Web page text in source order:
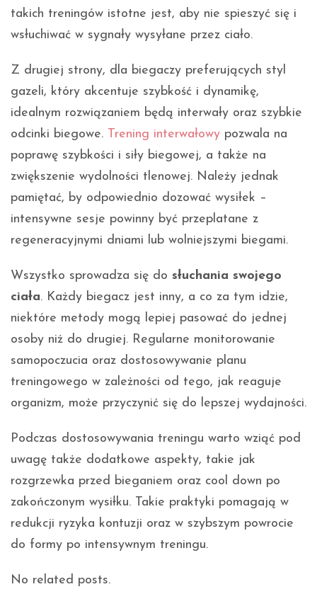
takich treningów istotne jest, aby nie spieszyć się i
wsłuchiwać w sygnały wysyłane przez ciało.
Z drugiej strony, dla biegaczy preferujących styl
gazeli, który akcentuje szybkość i dynamikę,
idealnym rozwiązaniem będą interwały oraz szybkie
odcinki biegowe. Trening interwałowy pozwala na
poprawę szybkości i siły biegowej, a także na
zwiększenie wydolności tlenowej. Należy jednak
pamiętać, by odpowiednio dozować wysiłek –
intensywne sesje powinny być przeplatane z
regeneracyjnymi dniami lub wolniejszymi biegami.
Wszystko sprowadza się do słuchania swojego
ciała. Każdy biegacz jest inny, a co za tym idzie,
niektóre metody mogą lepiej pasować do jednej
osoby niż do drugiej. Regularne monitorowanie
samopoczucia oraz dostosowywanie planu
treningowego w zależności od tego, jak reaguje
organizm, może przyczynić się do lepszej wydajności.
Podczas dostosowywania treningu warto wziąć pod
uwagę także dodatkowe aspekty, takie jak
rozgrzewka przed bieganiem oraz cool down po
zakończonym wysiłku. Takie praktyki pomagają w
redukcji ryzyka kontuzji oraz w szybszym powrocie
do formy po intensywnym treningu.
No related posts.